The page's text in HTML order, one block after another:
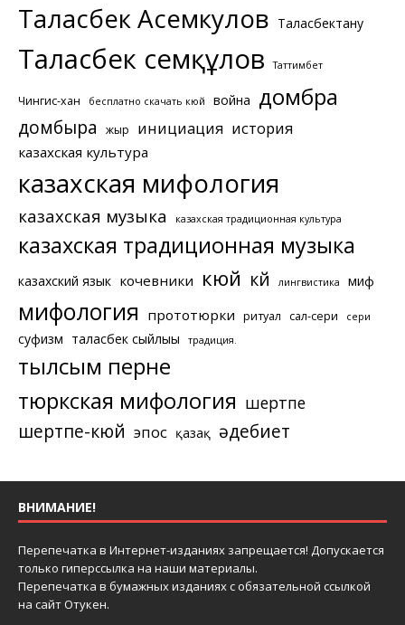
Таласбек Асемкулов Таласбектану
Таласбек Әсемқұлов Таттимбет
Чингис-хан бесплатно скачать кюй война домбра
домбыра жыр инициация история
казахская культура
казахская мифология
казахская музыка казахская традиционная культура
казахская традиционная музыка
казахский язык кочевники кюй күй лингвистика миф
мифология прототюрки ритуал сал-сери сери
суфизм таласбек сыйлығы традиция.
тылсым перне
тюркская мифология шертпе
шертпе-кюй эпос қазақ әдебиет
ВНИМАНИЕ!
Перепечатка в Интернет-изданиях запрещается! Допускается
только гиперссылка на наши материалы.
Перепечатка в бумажных изданиях с обязательной ссылкой
на сайт Отукен.